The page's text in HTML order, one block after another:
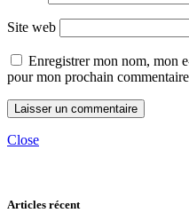
Site web
Enregistrer mon nom, mon
pour mon prochain
Close
Articles récent